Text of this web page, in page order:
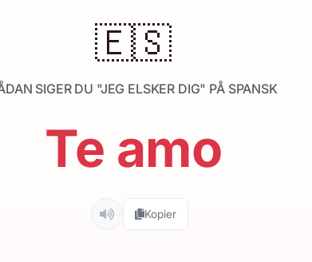
🇪🇸
SIGER DU "JEG ELSKER DIG" PÅ SPANSK
Te amo
Kopier